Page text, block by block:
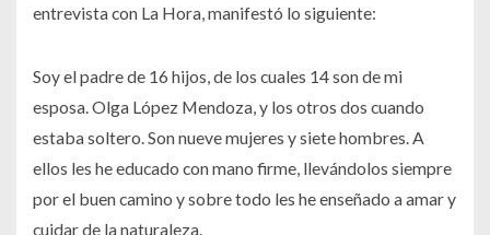
entrevista con La Hora, manifestó lo siguiente:
Soy el padre de 16 hijos, de los cuales 14 son de mi
esposa. Olga López Mendoza, y los otros dos cuando
estaba soltero. Son nueve mujeres y siete hombres. A
ellos les he educado con mano firme, llevándolos siempre
por el buen camino y sobre todo les he enseñado a amar y
cuidar de la naturaleza.